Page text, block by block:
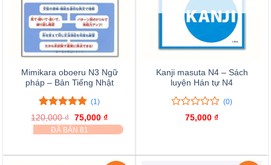
Mimikara oboeru N3 Ngữ
pháp – Bản Tiếng Nhật
5.00trên 5
1
đánh giá
(1)
120,000₫ Giá
gốc
là:
75,000 ₫Giá
hiện
tại
ĐÃ BÁN 81
Kanji masuta N4 – Sách
luyện Hán tự N4
giá
(0)
75,000 ₫